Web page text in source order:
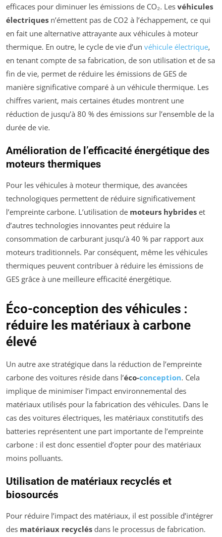
efficaces pour diminuer les émissions de CO₂. Les véhicules
électriques n’émettent pas de CO2 à l’échappement, ce qui
en fait une alternative attrayante aux véhicules à moteur
thermique. En outre, le cycle de vie d’un véhicule électrique,
en tenant compte de sa fabrication, de son utilisation et de sa
fin de vie, permet de réduire les émissions de GES de
manière significative comparé à un véhicule thermique. Les
chiffres varient, mais certaines études montrent une
réduction de jusqu’à 80 % des émissions sur l’ensemble de la
durée de vie.
Amélioration de l’efficacité énergétique des
moteurs thermiques
Pour les véhicules à moteur thermique, des avancées
technologiques permettent de réduire significativement
l’empreinte carbone. L’utilisation de moteurs hybrides et
d’autres technologies innovantes peut réduire la
consommation de carburant jusqu’à 40 % par rapport aux
moteurs traditionnels. Par conséquent, même les véhicules
thermiques peuvent contribuer à réduire les émissions de
GES grâce à une meilleure efficacité énergétique.
Éco-conception des véhicules :
réduire les matériaux à carbone
élevé
Un autre axe stratégique dans la réduction de l’empreinte
carbone des voitures réside dans l’éco-conception. Cela
implique de minimiser l’impact environnemental des
matériaux utilisés pour la fabrication des véhicules. Dans le
cas des voitures électriques, les matériaux constitutifs des
batteries représentent une part importante de l’empreinte
carbone : il est donc essentiel d’opter pour des matériaux
moins polluants.
Utilisation de matériaux recyclés et
biosourcés
Pour réduire l’impact des matériaux, il est possible d’intégrer
des matériaux recyclés dans le processus de fabrication.